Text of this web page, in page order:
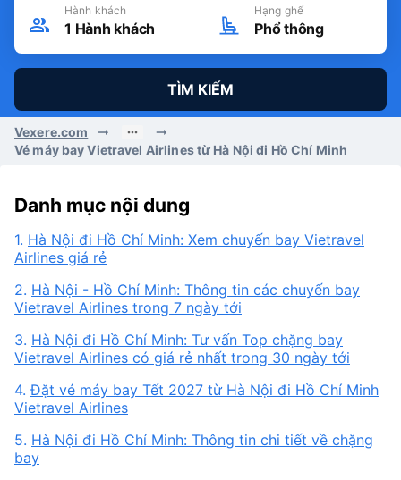
Hành khách
1 Hành khách
Hạng ghế
Phổ thông
TÌM KIẾM
Vexere.com
Vé máy bay Vietravel Airlines từ Hà Nội đi Hồ Chí Minh
Danh mục nội dung
1. Hà Nội đi Hồ Chí Minh: Xem chuyến bay Vietravel
Airlines giá rẻ
2. Hà Nội - Hồ Chí Minh: Thông tin các chuyến bay
Vietravel Airlines trong 7 ngày tới
3. Hà Nội đi Hồ Chí Minh: Tư vấn Top chặng bay
Vietravel Airlines có giá rẻ nhất trong 30 ngày tới
4.Đặt vé máy bay Tết 2027 từ Hà Nội đi Hồ Chí Minh
Vietravel Airlines
5. Hà Nội đi Hồ Chí Minh: Thông tin chi tiết về chặng
bay